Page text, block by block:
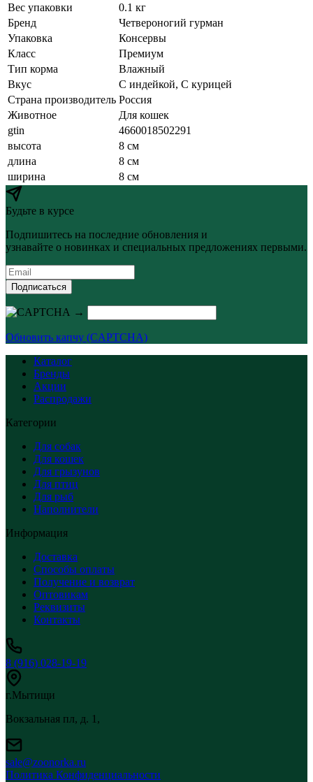
Вес упаковки
0.1 кг
Бренд
Четвероногий гурман
Упаковка
Консервы
Класс
Премиум
Тип корма
Влажный
Вкус
С индейкой, С курицей
Страна производитель Россия
Животное
Для кошек
gtin
4660018502291
высота
8 см
длина
8 см
ширина
8 см
Будьте в курсе
Подпишитесь на последние обновления и
узнавайте о новинках и специальных предложениях первыми.
Подписаться
→
Обновить капчу (CAPTCHA)
Каталог
Бренды
Акции
Распродажи
Категории
Для собак
Для кошек
Для грызунов
Для птиц
Для рыб
Наполнители
Информация
Доставка
Способы оплаты
Получение и возврат
Оптовикам
Реквизиты
Контакты
8 (916) 028-19-19
г.Мытищи
Вокзальная пл, д. 1,
sale@zoonorka.ru
Политика Конфиденциальности